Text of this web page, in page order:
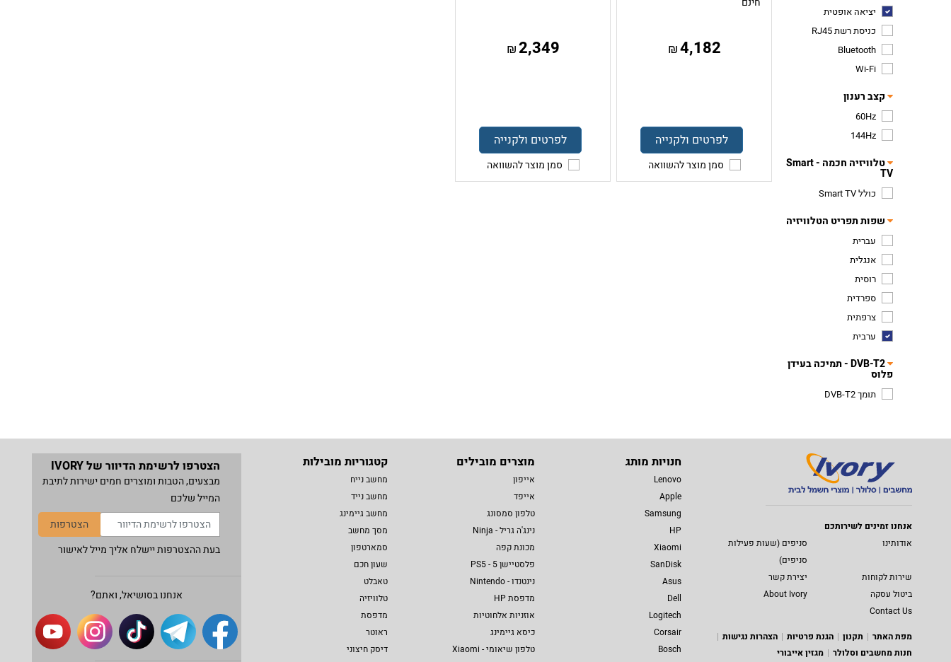
יציאה אופטית
כניסת רשת RJ45
Bluetooth
Wi-Fi
קצב רענון
60Hz
144Hz
טלוויזיה חכמה - Smart
TV
כולל Smart TV
שפות תפריט הטלוויזיה
עברית
אנגלית
רוסית
ספרדית
צרפתית
ערבית
DVB-T2 - תמיכה בעידן
פלוס
תומך DVB-T2
4,182
₪
לפרטים ולקנייה
סמן מוצר להשוואה
2,349
₪
לפרטים ולקנייה
סמן מוצר להשוואה
אנחנו זמינים לשירותכם
אודותינו
סניפים (שעות פעילות
סניפים)
שירות לקוחות
יצירת קשר
ביטול עסקה
About Ivory
Contact Us
מפת האתר
תקנון הגנת פרטיות
הצהרות נגישות
חנות מחשבים וסלולר
מגזין אייבורי
חנויות מותג
Lenovo
Apple
Samsung
HP
Xiaomi
SanDisk
Asus
Dell
Logitech
Corsair
Bosch
מוצרים מובילים
אייפון
אייפד
טלפון סמסונג
נינג'ה גריל - Ninja
מכונת קפה
פלסטיישן 5 - PS5
נינטנדו - Nintendo
מדפסת HP
אוזניות אלחוטיות
כיסא גיימינג
טלפון שיאומי - Xiaomi
קטגוריות מובילות
מחשב נייח
מחשב נייד
מחשב גיימינג
מסך מחשב
סמארטפון
שעון חכם
טאבלט
טלוויזיה
מדפסת
ראוטר
דיסק חיצוני
הצטרפו לרשימת הדיוור של IVORY
מבצעים, הטבות ומוצרים חמים ישירות לתיבת
המייל שלכם
הצטרפות
בעת ההצטרפות יישלח אליך מייל לאישור
אנחנו בסושיאל, ואתם?